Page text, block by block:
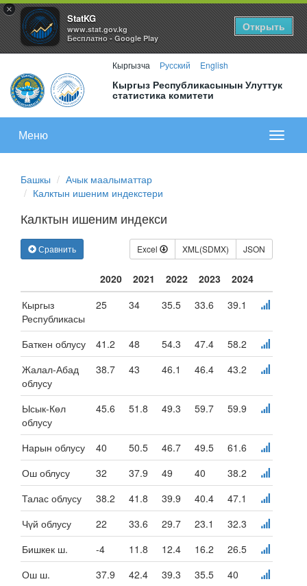
×
StatKG
www.stat.gov.kg
Бесплатно - Google Play
Открыть
Кыргызча Русский English
Кыргыз Республикасынын Улуттук
статистика комитети
меню
Меню
Башкы
Ачык маалыматтар
Калктын ишеним индекстери
Калктын ишеним индекси
Сравнить Excel XML(SDMX) JSON
2020 2021 2022 2023
2024
Кыргыз
Республикасы
25 34 35.5 33.6 39.1
Баткен облусу 41.2 48 54.3 47.4
58.2
Жалал-Абад
облусу
38.7 43 46.1 46.4 43.2
Ысык-Көл
облусу
45.6 51.8 49.3 59.7 59.9
Нарын облусу 40 50.5 46.7 49.5
61.6
Ош облусу
32 37.9 49 40
38.2
Талас облусу
38.2 41.8 39.9 40.4
47.1
Чүй облусу
22 33.6 29.7 23.1
32.3
Бишкек ш.
-4 11.8 12.4 16.2
26.5
Ош ш.
37.9 42.4 39.3 35.5 40